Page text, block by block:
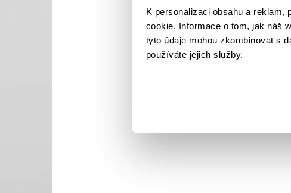
K personalizaci obsahu a
cookie. Informace o tom, jak náš
tyto údaje mohou zkombinovat s
používáte jejich služby.